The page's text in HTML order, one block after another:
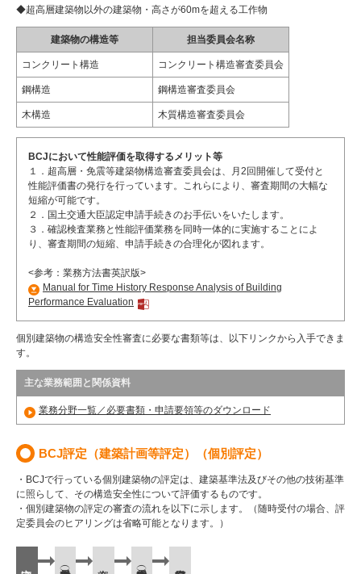
◆超高層建築物以外の建築物・高さが60mを超える工作物
建築物の構造等 担当委員会名称
コンクリート構造 コンクリート構造審査委員会
鋼構造 鋼構造審査委員会
木構造 木質構造審査委員会
BCJにおいて性能評価を取得するメリット等
１．超高層・免震等建築物構造審査委員会は、月2回開催して受付と
性能評価書の発行を行っています。これらにより、審査期間の大幅な
短縮が可能です。
２．国土交通大臣認定申請手続きのお手伝いをいたします。
３．確認検査業務と性能評価業務を同時一体的に実施することによ
り、審査期間の短縮、申請手続きの合理化が図れます。
<参考：業務方法書英訳版>
Manual for Time History Response Analysis of Building
Performance Evaluation
個別建築物の構造安全性審査に必要な書類等は、以下リンクから入手できま
す。
主な業務範囲と関係資料
業務分野一覧／必要書類・申請要領等のダウンロード
BCJ評定（建築計画等評定）（個別評定）
・BCJで行っている個別建築物の評定は、建築基準法及びその他の技術基準
に照らして、その構造安全性について評価するものです。
・個別建築物の評定の審査の流れを以下に示します。（随時受付の場合、評
定委員会のヒアリングは省略可能となります。）